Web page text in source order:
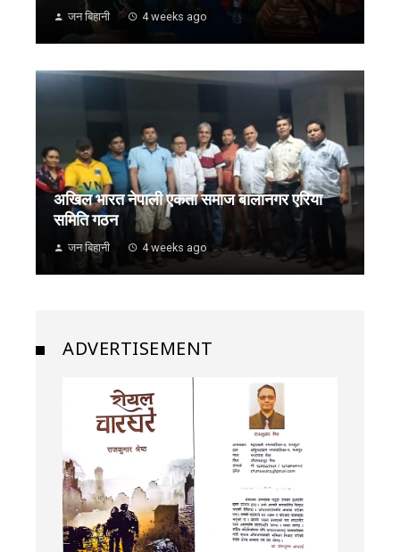
जन बिहानी 4 weeks ago
अखिल भारत नेपाली एकता समाज बालानगर एरिया
समिति गठन
जन बिहानी 4 weeks ago
ADVERTISEMENT